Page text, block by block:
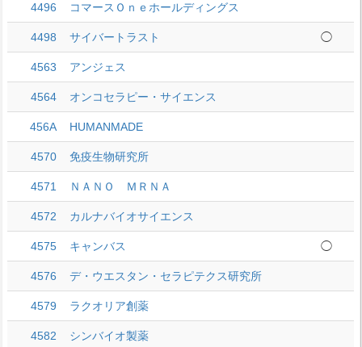
4496 コマースＯｎｅホールディングス
4498 サイバートラスト ◯
4563 アンジェス
4564 オンコセラピー・サイエンス
456A HUMANMADE
4570 免疫生物研究所
4571 ＮＡＮＯ ＭＲＮＡ
4572 カルナバイオサイエンス
4575 キャンバス ◯
4576 デ・ウエスタン・セラピテクス研究所
4579 ラクオリア創薬
4582 シンバイオ製薬